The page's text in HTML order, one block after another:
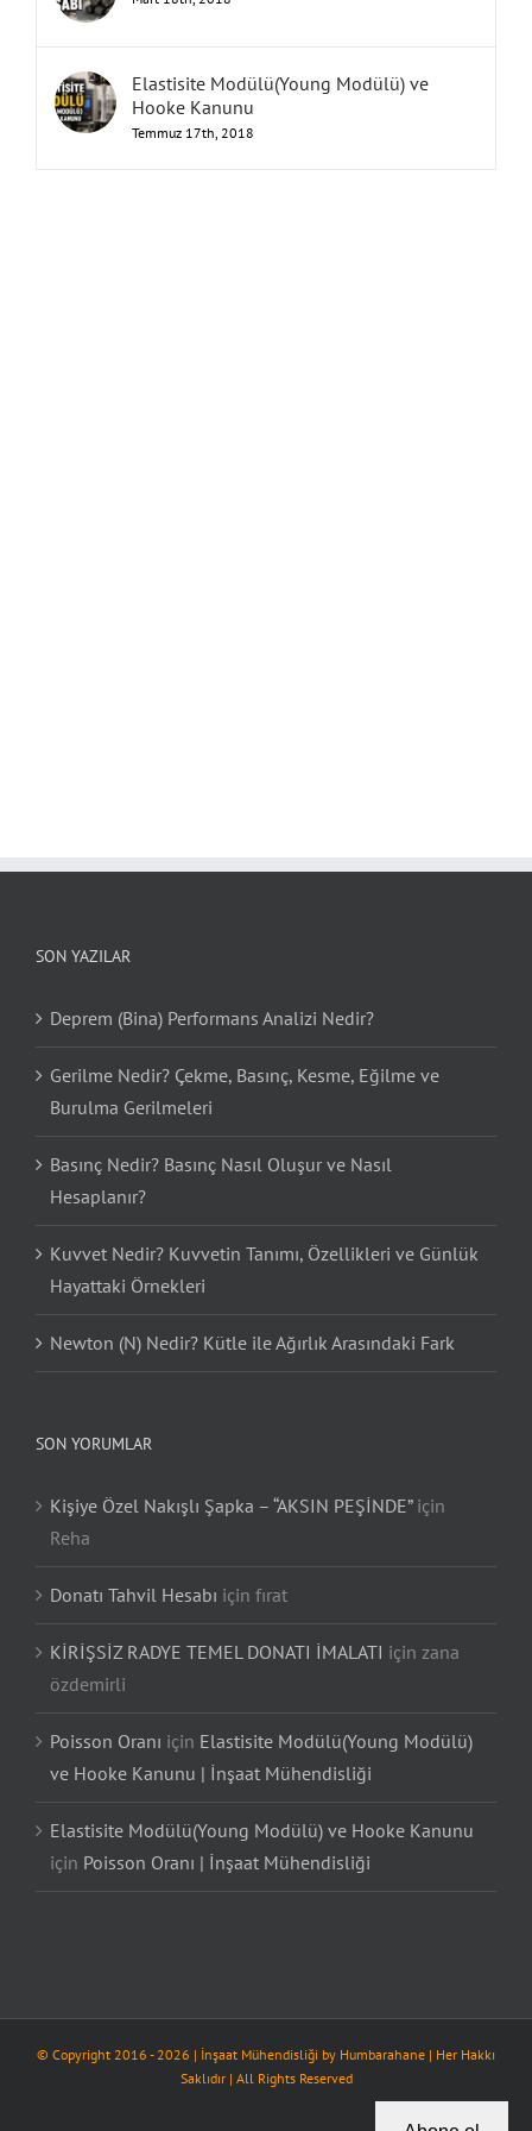
Elastisite Modülü(Young Modülü) ve
Hooke Kanunu
Temmuz 17th, 2018
SON YAZILAR
Deprem (Bina) Performans Analizi Nedir?
Gerilme Nedir? Çekme, Basınç, Kesme, Eğilme ve
Burulma Gerilmeleri
Basınç Nedir? Basınç Nasıl Oluşur ve Nasıl
Hesaplanır?
Kuvvet Nedir? Kuvvetin Tanımı, Özellikleri ve Günlük
Hayattaki Örnekleri
Newton (N) Nedir? Kütle ile Ağırlık Arasındaki Fark
SON YORUMLAR
Kişiye Özel Nakışlı Şapka – “AKSIN PEŞİNDE”için
Reha
Donatı Tahvil Hesabı için fırat
KİRİŞSİZ RADYE TEMEL DONATI İMALATI için zana
özdemirli
Poisson Oranı için Elastisite Modülü(Young Modülü)
ve Hooke Kanunu | İnşaat Mühendisliği
Elastisite Modülü(Young Modülü) ve Hooke Kanunu
için Poisson Oranı | İnşaat Mühendisliği
© Copyright 2016 -2026 | İnşaat Mühendisliği by Humbarahane | Her Hakkı
Saklıdır | All Rights Reserved